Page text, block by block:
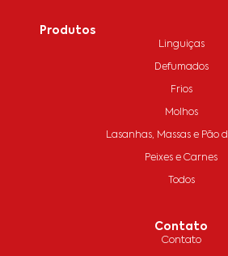
Produtos
Linguiças
Defumados
Frios
Molhos
Lasanhas, Massas e Pão
Peixes e Carnes
Todos
Contato
Contato